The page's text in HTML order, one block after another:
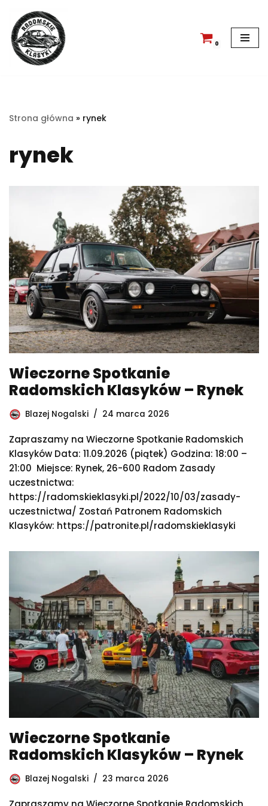
Przejdź
do
treści
0
Strona główna » rynek
rynek
Wieczorne Spotkanie
Radomskich Klasyków – Rynek
Blazej Nogalski 24 marca 2026
Zapraszamy na Wieczorne Spotkanie Radomskich
Klasyków Data: 11.09.2026 (piątek) Godzina: 18:00 –
21:00 Miejsce: Rynek, 26-600 Radom Zasady
uczestnictwa:
https://radomskieklasyki.pl/2022/10/03/zasady-
uczestnictwa/ Zostań Patronem Radomskich
Klasyków: https://patronite.pl/radomskieklasyki
Wieczorne Spotkanie
Radomskich Klasyków – Rynek
Blazej Nogalski 23 marca 2026